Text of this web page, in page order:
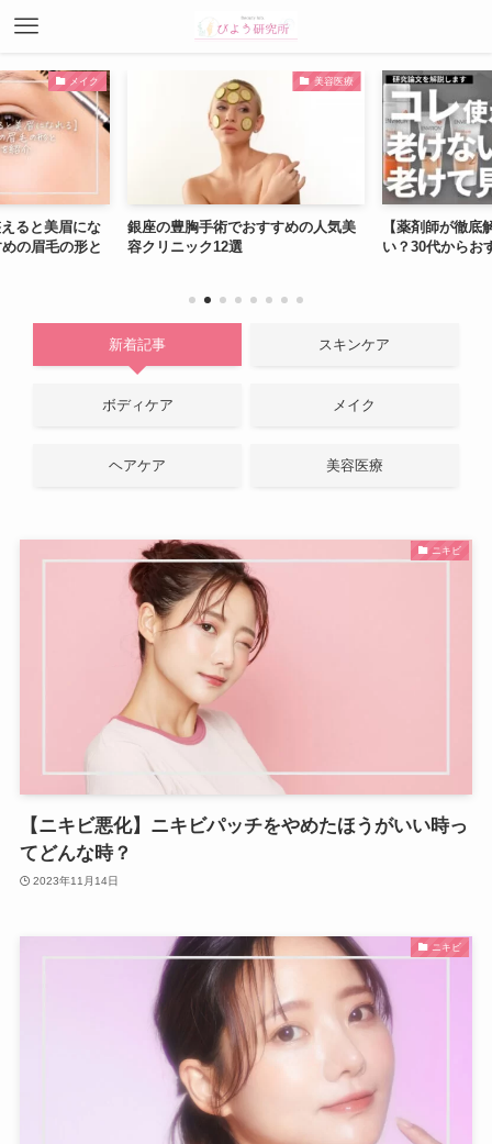
メイク
ると美眉にな
の眉毛の形と
美容医療
銀座の豊胸手術でおすすめの人気美
容クリニック12選
【薬剤師が徹底
い？30代からお
新着記事 スキンケア
ボディケア メイク
ヘアケア 美容医療
ニキビ
【ニキビ悪化】ニキビパッチをやめたほうがいい時っ
てどんな時？
2023年11月14日
ニキビ